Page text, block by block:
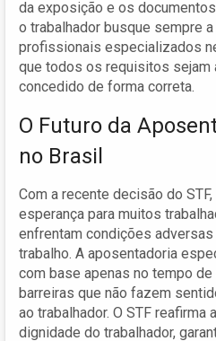
da exposição e os
o trabalhador busque sempre
profissionais especializados
que todos os requisitos
concedido de forma correta.
O Futuro da
no Brasil
Com a recente decisão do
esperança para muitos
enfrentam condições
trabalho. A aposentadoria
com base apenas no tempo
barreiras que não fazem
ao trabalhador. O STF reafirma
dignidade do trabalhador,